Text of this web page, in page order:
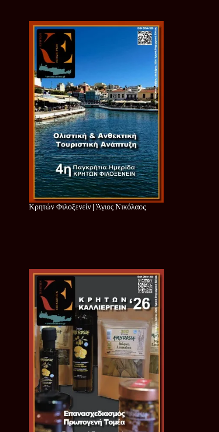
Κρητών Φιλοξενείν | Άγιος Νικόλαος